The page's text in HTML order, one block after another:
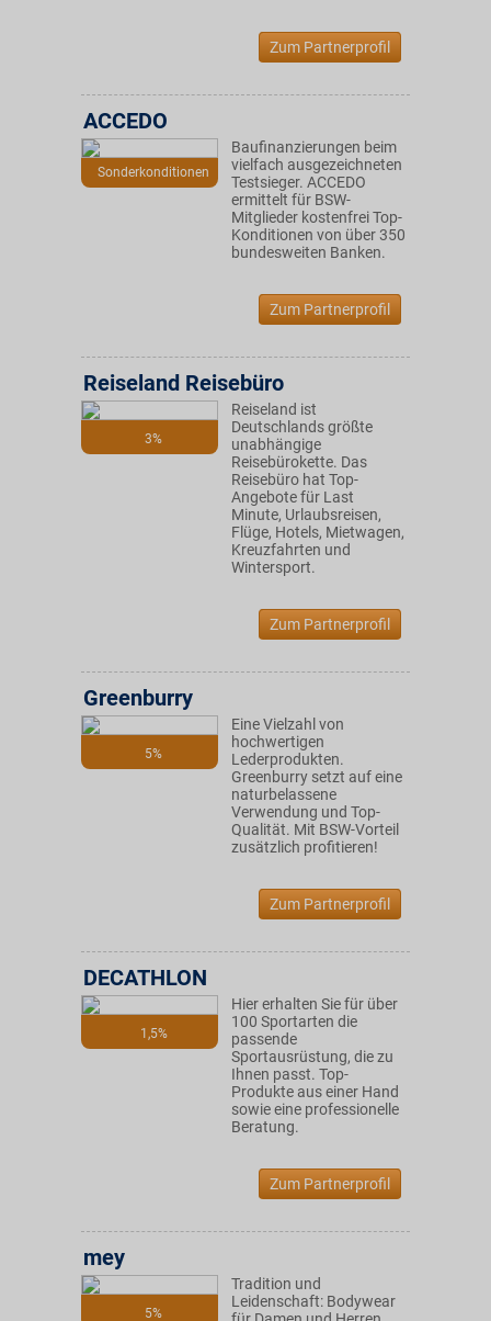
Zum Partnerprofil
Sonderkonditionen
ACCEDO
Baufinanzierungen beim
vielfach ausgezeichneten
Testsieger. ACCEDO
ermittelt für BSW-
Mitglieder kostenfrei Top-
Konditionen von über 350
bundesweiten Banken.
Zum Partnerprofil
3%
Reiseland Reisebüro
Reiseland ist
Deutschlands größte
unabhängige
Reisebürokette. Das
Reisebüro hat Top-
Angebote für Last
Minute, Urlaubsreisen,
Flüge, Hotels, Mietwagen,
Kreuzfahrten und
Wintersport.
Zum Partnerprofil
5%
Greenburry
Eine Vielzahl von
hochwertigen
Lederprodukten.
Greenburry setzt auf eine
naturbelassene
Verwendung und Top-
Qualität. Mit BSW-Vorteil
zusätzlich profitieren!
Zum Partnerprofil
1,5%
DECATHLON
Hier erhalten Sie für über
100 Sportarten die
passende
Sportausrüstung, die zu
Ihnen passt. Top-
Produkte aus einer Hand
sowie eine professionelle
Beratung.
Zum Partnerprofil
5%
mey
Tradition und
Leidenschaft: Bodywear